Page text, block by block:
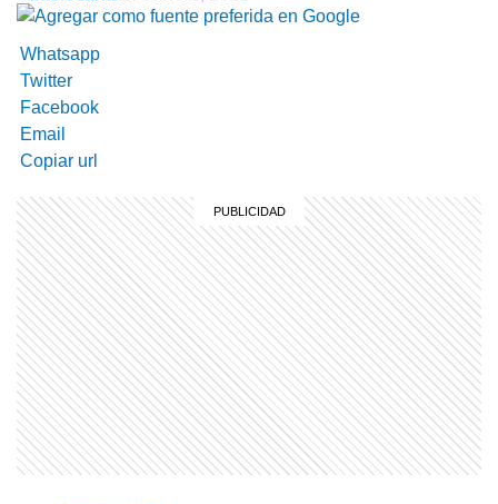
Whatsapp
Twitter
Facebook
Email
Copiar url